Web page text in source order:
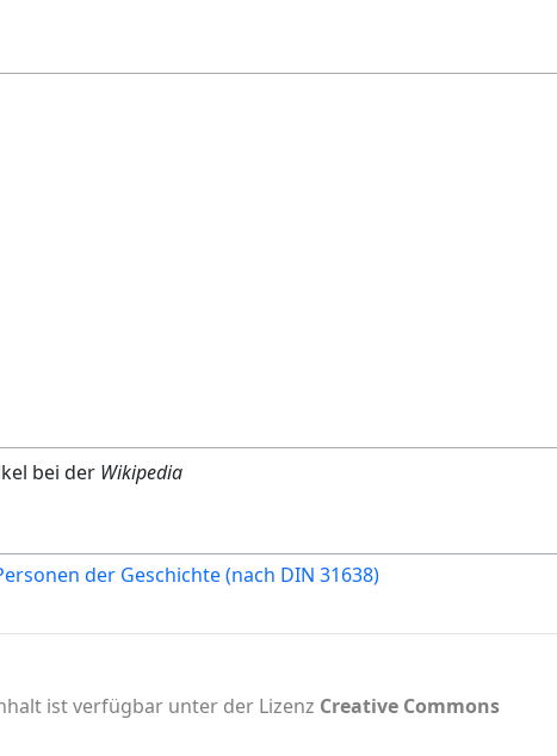
bei der Wikipedia
der Geschichte (nach DIN 31638)
ist verfügbar unter der Lizenz Creative Commons